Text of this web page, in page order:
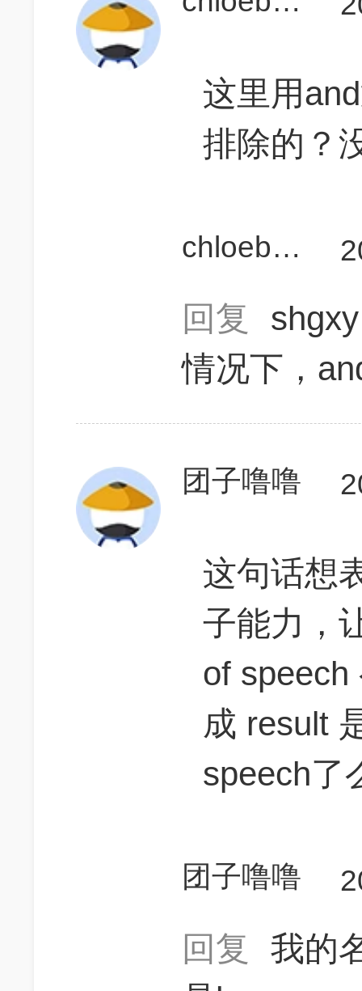
这里用
排除的？
chloebaby_
回复
情况下，
团子噜噜
这句话想
子能力，
of speech
成 result
speech了
团子噜噜
回复
我的